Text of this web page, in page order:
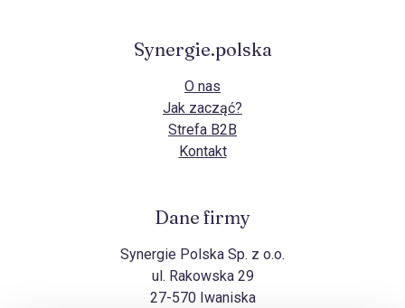
Synergie.polska
O nas
Jak zacząć?
Strefa B2B
Kontakt
Dane firmy
Synergie Polska Sp. z o.o.
ul. Rakowska 29
27-570 Iwaniska